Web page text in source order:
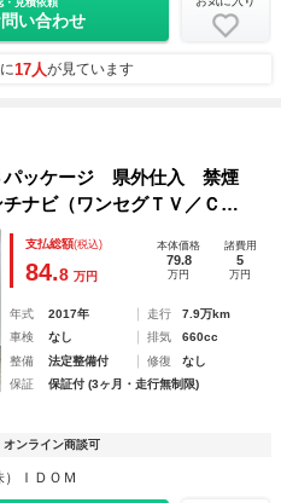
・見積依頼
い合わせ
17人が見ています
ッケージ 県外仕入 禁煙
ビ（ワンセグＴＶ／Ｃ
クカメラ ビルトインＥＴ
ヒーター（Ｄ，Ｎ席） ヒル
支払総額(税込)
84.8 万円
本体価格
79.8
万円
諸費用
5
万円
年式 2017年 走行
7.9万km
車検
なし 排気
660cc
整備
法定整備付 修復
なし
保証
保証付 (3ヶ月・走行無制限)
オンライン商談可
）ＩＤＯＭ